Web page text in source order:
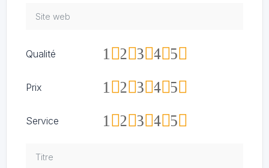
Qualité 5
4
3
2
1
Prix 5
4
3
2
1
Service 5
4
3
2
1